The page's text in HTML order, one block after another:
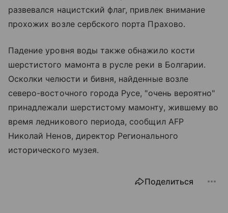
развевался нацистский флаг, привлек внимание
прохожих возле сербского порта Прахово.
Падение уровня воды также обнажило кости
шерстистого мамонта в русле реки в Болгарии.
Осколки челюсти и бивня, найденные возле
северо-восточного города Русе, "очень вероятно"
принадлежали шерстистому мамонту, жившему во
время ледникового периода, сообщил AFP
Николай Ненов, директор Регионального
исторического музея.
Поделиться